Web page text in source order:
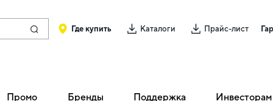
Где купить Каталоги Прайс-лист
Промо Бренды Поддержка Инвесторам